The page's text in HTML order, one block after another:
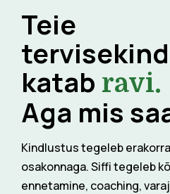
Teie
katab ravi.
Aga mis
Kindlustus tegeleb
osakonnaga. Siffi tegeleb
ennetamine, coaching,